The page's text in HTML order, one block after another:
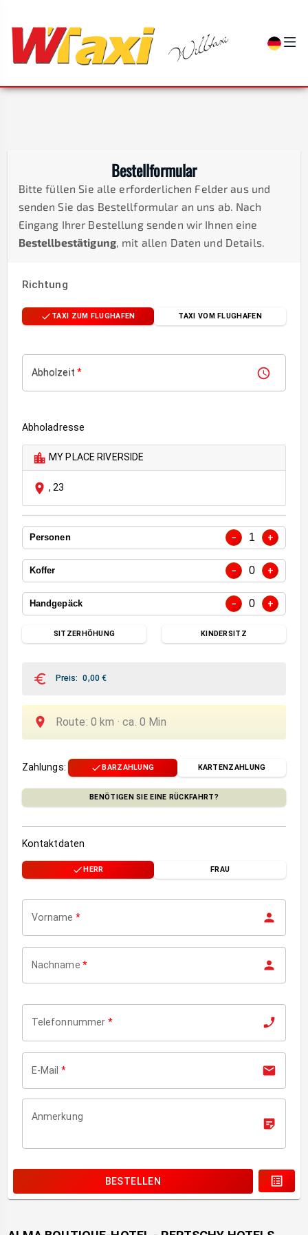
Bestellformular
Bitte füllen Sie alle erforderlichen Felder aus und
senden Sie das Bestellformular an uns ab. Nach
Eingang Ihrer Bestellung senden wir Ihnen eine
Bestellbestätigung, mit allen Daten und Details.
Richtung
TAXI ZUM FLUGHAFEN TAXI VOM FLUGHAFEN
Abholzeit *
Abholadresse
MY PLACE RIVERSIDE
, 23
Personen − 1 +
Koffer − 0 +
Handgepäck − 0 +
SITZERHÖHUNG KINDERSITZ
Preis: 0,00€
Route: 0 km ·ca. 0 Min
Zahlungs: BARZAHLUNG KARTENZAHLUNG
BENÖTIGEN SIE EINE RÜCKFAHRT?
Kontaktdaten
HERR FRAU
Vorname *
Nachname *
Telefonnummer *
E-Mail *
Anmerkung
BESTELLEN